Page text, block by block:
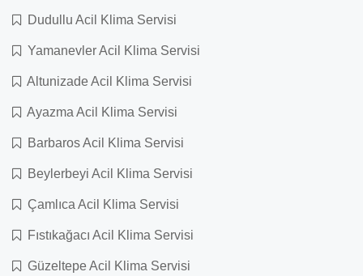
Dudullu Acil Klima Servisi
Yamanevler Acil Klima Servisi
Altunizade Acil Klima Servisi
Ayazma Acil Klima Servisi
Barbaros Acil Klima Servisi
Beylerbeyi Acil Klima Servisi
Çamlıca Acil Klima Servisi
Fıstıkağacı Acil Klima Servisi
Güzeltepe Acil Klima Servisi